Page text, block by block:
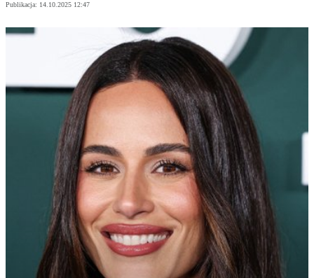
Publikacja: 14.10.2025 12:47